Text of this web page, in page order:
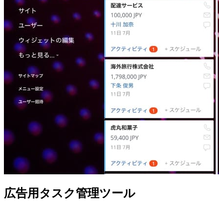
広告用タスク管理ツール